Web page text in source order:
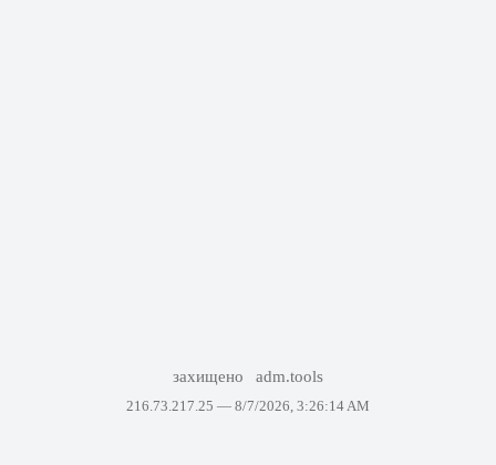
захищено adm.tools
216.73.217.25 — 8/7/2026, 3:26:14 AM